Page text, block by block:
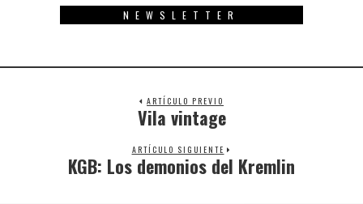
NEWSLETTER
ARTÍCULO PREVIO
Previous
Vila vintage
ARTÍCULO SIGUIENTE
Next
KGB: Los demonios del Kremlin